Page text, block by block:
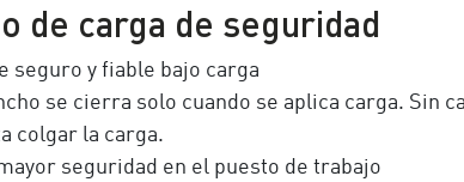
de carga de seguridad
seguro y fiable bajo carga
se cierra solo cuando se aplica carga. Sin
colgar la carga.
seguridad en el puesto de trabajo